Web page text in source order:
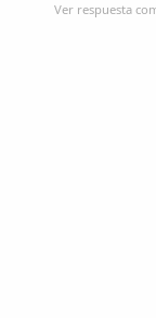
Ver respuesta